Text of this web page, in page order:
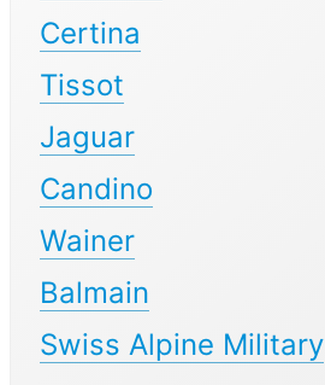
Certina
Tissot
Jaguar
Candino
Wainer
Balmain
Swiss Alpine Military